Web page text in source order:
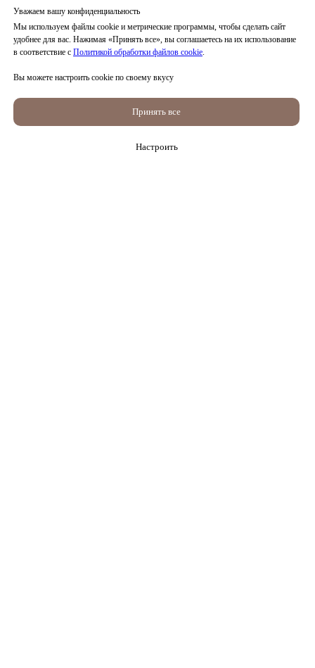
по сотрудничеству.
Как вас зовут?
Уважаем вашу конфиденциальность
Мы используем файлы cookie и метрические программы, чтобы сделать сайт
удобнее для вас. Нажимая «Принять все», вы соглашаетесь на их использование
в соответствие с Политикой обработки файлов cookie.
Вы можете настроить cookie по своему вкусу
Принять все
Настроить